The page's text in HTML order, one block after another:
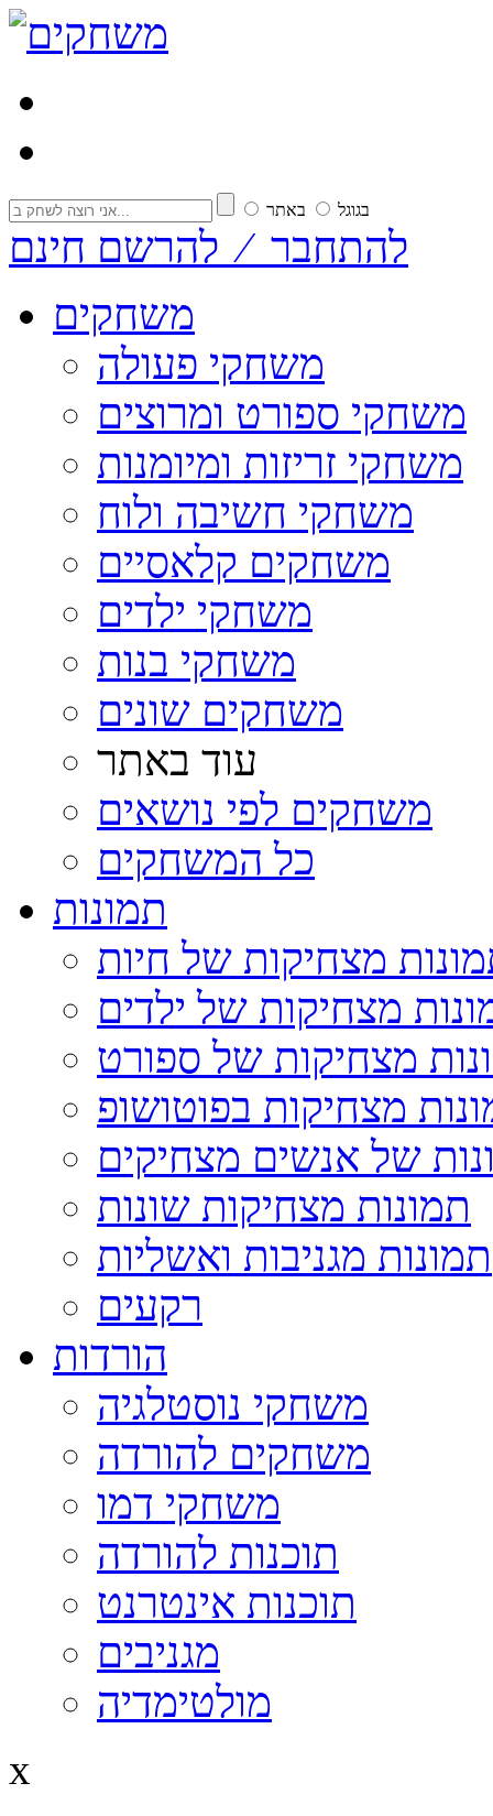
בגוגל באתר
להתחבר ⁄ להרשם חינם
משחקים
משחקי פעולה
משחקי ספורט ומרוצים
משחקי זריזות ומיומנות
משחקי חשיבה ולוח
משחקים קלאסיים
משחקי ילדים
משחקי בנות
משחקים שונים
עוד באתר
משחקים לפי נושאים
כל המשחקים
תמונות
מצחיקות של חיות
מצחיקות של ילדים
מצחיקות של ספורט
מצחיקות בפוטושופ
של אנשים מצחיקים
תמונות מצחיקות שונות
תמונות מגניבות ואשליות
רקעים
הורדות
משחקי נוסטלגיה
משחקים להורדה
משחקי דמו
תוכנות להורדה
תוכנות אינטרנט
מגניבים
מולטימדיה
x